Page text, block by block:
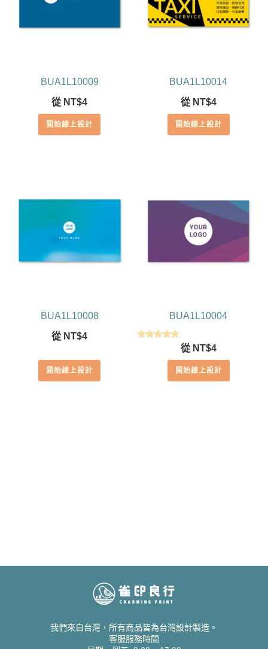
BUA1L10009
從 NT$4
開始線上設計
BUA1L10014
從 NT$4
開始線上設計
BUA1L10008
從 NT$4
開始線上設計
BUA1L10004
滿分 5
從 NT$4
開始線上設計
我們來自台灣，所有商品皆為台灣設計製造。
客服服務時間